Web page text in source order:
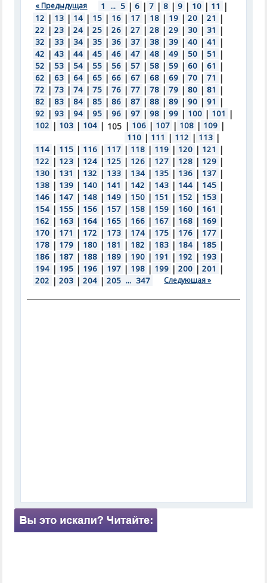
« Предыдущая 1 ... 5 | 6 | 7 | 8 | 9 | 10 | 11 |
12 | 13 | 14 | 15 | 16 | 17 | 18 | 19 | 20 | 21 |
22 | 23 | 24 | 25 | 26 | 27 | 28 | 29 | 30 | 31 |
32 | 33 | 34 | 35 | 36 | 37 | 38 | 39 | 40 | 41 |
42 | 43 | 44 | 45 | 46 | 47 | 48 | 49 | 50 | 51 |
52 | 53 | 54 | 55 | 56 | 57 | 58 | 59 | 60 | 61 |
62 | 63 | 64 | 65 | 66 | 67 | 68 | 69 | 70 | 71 |
72 | 73 | 74 | 75 | 76 | 77 | 78 | 79 | 80 | 81 |
82 | 83 | 84 | 85 | 86 | 87 | 88 | 89 | 90 | 91 |
92 | 93 | 94 | 95 | 96 | 97 | 98 | 99 | 100 | 101 |
102 | 103 | 104 | 105 | 106 | 107 | 108 | 109 |
110 | 111 | 112 | 113 |
114 | 115 | 116 | 117 | 118 | 119 | 120 | 121 |
122 | 123 | 124 | 125 | 126 | 127 | 128 | 129 |
130 | 131 | 132 | 133 | 134 | 135 | 136 | 137 |
138 | 139 | 140 | 141 | 142 | 143 | 144 | 145 |
146 | 147 | 148 | 149 | 150 | 151 | 152 | 153 |
154 | 155 | 156 | 157 | 158 | 159 | 160 | 161 |
162 | 163 | 164 | 165 | 166 | 167 | 168 | 169 |
170 | 171 | 172 | 173 | 174 | 175 | 176 | 177 |
178 | 179 | 180 | 181 | 182 | 183 | 184 | 185 |
186 | 187 | 188 | 189 | 190 | 191 | 192 | 193 |
194 | 195 | 196 | 197 | 198 | 199 | 200 | 201 |
202 | 203 | 204 | 205 ... 347 Следующая »